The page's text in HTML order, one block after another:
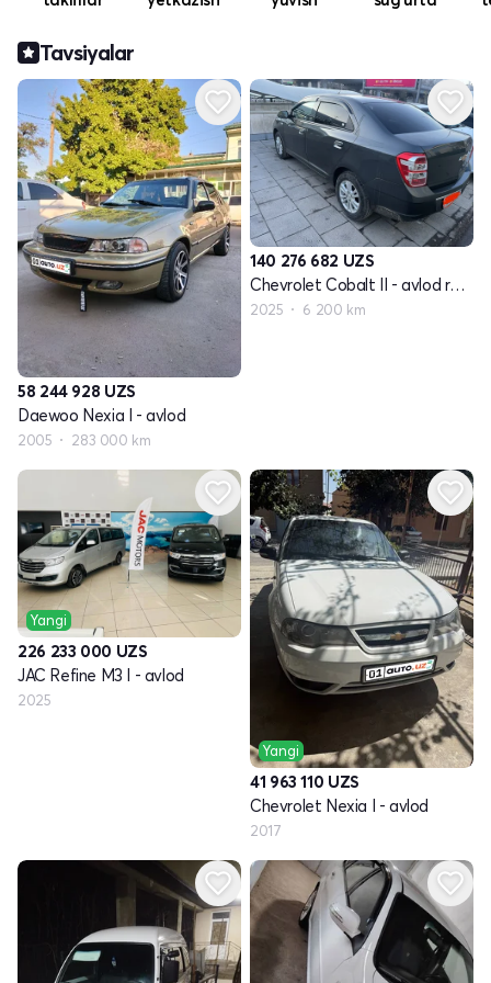
Tavsiyalar
58 244 928 UZS
Daewoo Nexia I - avlod
2005 283 000 km
140 276 682 UZS
Chevrolet Cobalt II - avlod restayling
2025 6 200 km
Yangi
226 233 000 UZS
JAC Refine M3 I - avlod
2025
Yangi
41 963 110 UZS
Chevrolet Nexia I - avlod
2017